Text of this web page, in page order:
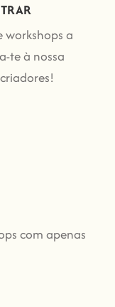
a
te à nossa
com apenas